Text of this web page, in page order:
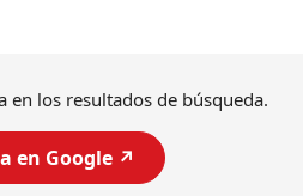
en los resultados de búsqueda.
en Google ↗️